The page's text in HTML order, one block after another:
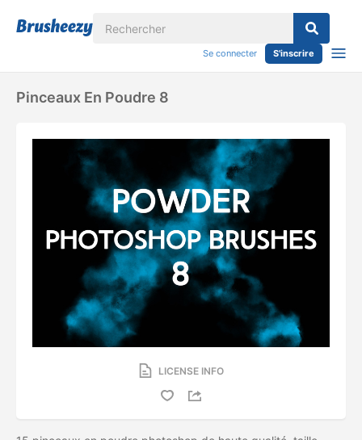
Se connecter S'inscrire
Pinceaux En Poudre 8
LICENSE INFO